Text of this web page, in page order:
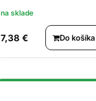
na sklade
7,38 € Do košíka